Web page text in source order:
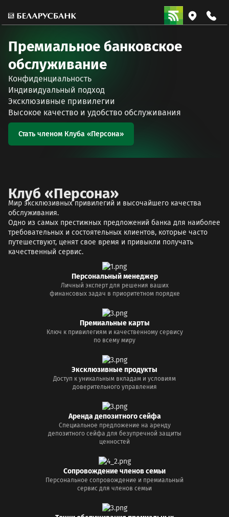
Премиальное банковское
обслуживание
Конфиденциальность
Индивидуальный подход
Эксклюзивные привилегии
Высокое качество и удобство обслуживания
Стать членом Клуба «Персона»
Клуб «Персона»
Мир эксклюзивных привилегий и высочайшего качества
обслуживания.
Одно из самых престижных предложений банка для наиболее
требовательных и состоятельных клиентов, которые часто
путешествуют, ценят свое время и привыкли получать
качественный сервис.
Персональный менеджер
Личный эксперт для решения ваших
финансовых задач в приоритетном порядке
Премиальные карты
Ключ к привилегиям и качественному сервису
по всему миру
Эксклюзивные продукты
Доступ к уникальным вкладам и условиям
доверительного управления
Аренда депозитного сейфа
Специальное предложение на аренду
депозитного сейфа для безупречной защиты
ценностей
Сопровождение членов семьи
Персональное сопровождение и премиальный
сервис для членов семьи